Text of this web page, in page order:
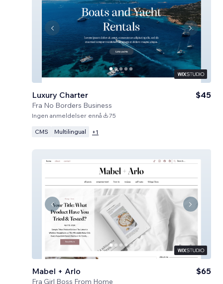
Luxury Charter
Fra No Borders Business
$45
Ingen anmeldelser ennå 75
CMS Multilingual +1
Mabel + Arlo
Fra Girl Boss From Home
$65